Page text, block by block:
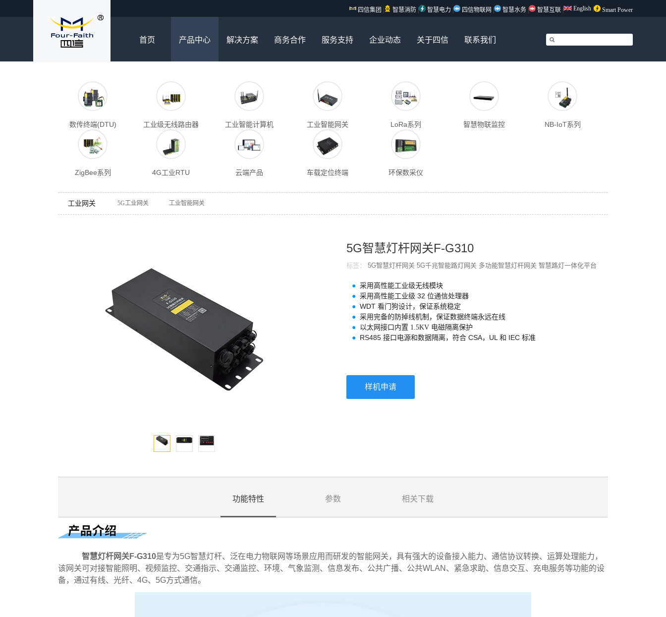
Smart Power
English
智慧互联
智慧水务
四信物联网
智慧电力
智慧消防
四信集团
首页 产品中心 解决方案 商务合作 服务支持 企业动态 关于四信 联系我们
数传终端(DTU) 工业级无线路由器 工业智能计算机 工业智能网关 LoRa系列 智慧物联监控 NB-IoT系列
ZigBee系列 4G工业RTU 云端产品 车载定位终端 环保数采仪
工业网关 5G工业网关 工业智能网关
5G智慧灯杆网关F-G310
标签： 5G智慧灯杆网关 5G千兆智能路灯网关 多功能智慧灯杆网关 智慧路灯一体化平台
● 采用高性能工业级无线模块
● 采用高性能工业级 32 位通信处理器
● WDT 看门狗设计，保证系统稳定
● 采用完备的防掉线机制，保证数据终端永远在线
● 以太网接口内置 1.5KV 电磁隔离保护
● RS485 接口电源和数据隔离，符合 CSA，UL 和 IEC 标准
样机申请
功能特性 参数 相关下载
智慧灯杆网关F-G310是专为5G智慧灯杆、泛在电力物联网等场景应用而研发的智能网关，具有强大的设备接入能力、通信协议转换、运算处理能力，
该网关可对接智能照明、视频监控、交通指示、交通监控、环境、气象监测、信息发布、公共广播、公共WLAN、紧急求助、信息交互、充电服务等功能的设
备，通过有线、光纤、4G、5G方式通信。